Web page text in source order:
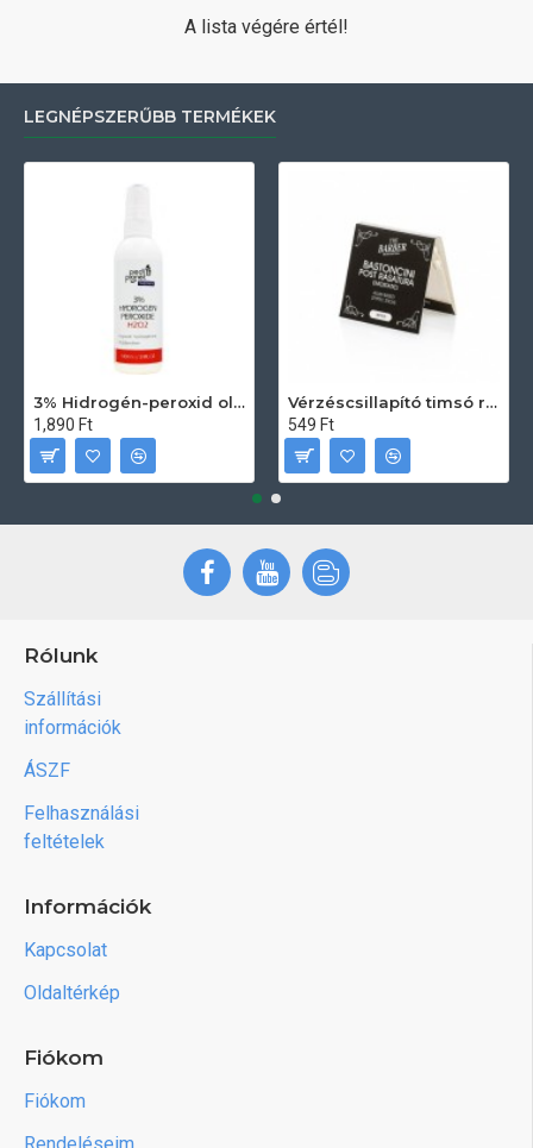
A lista végére értél!
LEGNÉPSZERŰBB TERMÉKEK
3% Hidrogén-peroxid oldat (sebfertőtlenítő) 100ml
1,890 Ft
Vérzéscsillapító timsó rúd 20db
549 Ft
Rólunk
Szállítási
információk
ÁSZF
Felhasználási
feltételek
Információk
Kapcsolat
Oldaltérkép
Fiókom
Fiókom